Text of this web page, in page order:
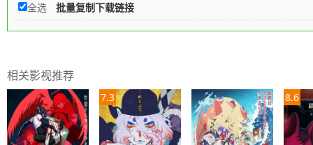
全选
批量复制下载链接
相关影视推荐
7.3 8.6